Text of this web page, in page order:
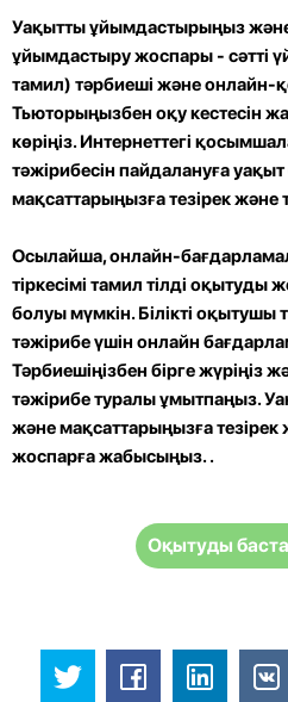
Уақытты ұйымдастырыңыз
ұйымдастыружоспары - сәтті
тамил) тәрбиеші және
Тьюторыңызбен оқу кестесін
көріңіз. Интернеттегі
тәжірибесін пайдалануға уақыт
мақсаттарыңызға тезірек және
Осылайша, онлайн-
тіркесімі тамил тілді оқытуды
болуы мүмкін. Білікті
тәжірибе үшін онлайн
Тәрбиешіңізбен бірге жүріңіз
тәжірибе туралы ұмытпаңыз.
және мақсаттарыңызға тезірек
жоспарға жабысыңыз..
Оқытуды